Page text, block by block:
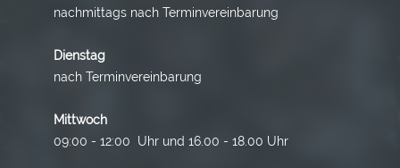
nachmittags nach Terminvereinbarung
Dienstag
nach Terminvereinbarung
Mittwoch
09:00 - 12:00 Uhr und 16.00 - 18.00 Uhr